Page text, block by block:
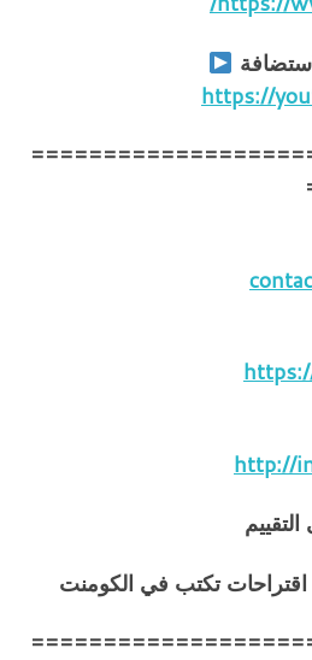
https://
http://
اقتراحات تكتب في الكومنت